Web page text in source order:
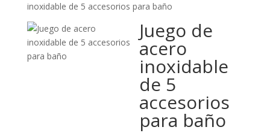
inoxidable de 5 accesorios para baño
Juego de
acero
inoxidable
de 5
accesorios
para baño